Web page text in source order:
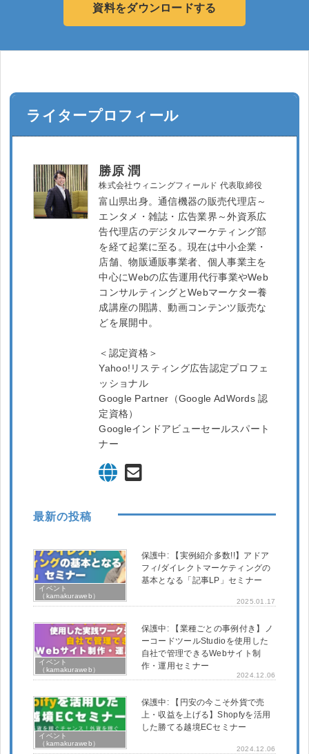
資料をダウンロードする
ライタープロフィール
勝原 潤
株式会社ウィニングフィールド 代表取締役
富山県出身。通信機器の販売代理店～
エンタメ・雑誌・広告業界～外資系広
告代理店のデジタルマーケティング部
を経て起業に至る。現在は中小企業・
店舗、物販通販事業者、個人事業主を
中心にWebの広告運用代行事業やWeb
コンサルティングとWebマーケター養
成講座の開講、動画コンテンツ販売な
どを展開中。
＜認定資格＞
Yahoo!リスティング広告認定プロフェ
ッショナル
Google Partner（Google AdWords 認
定資格）
Googleインドアビューセールスパート
ナー
最新の投稿
イベント
（kamakuraweb）
2025.01.17
保護中: 【実例紹介多数!!】アドア
フィ/ダイレクトマーケティングの
基本となる「記事LP」セミナー
イベント
（kamakuraweb）
2024.12.06
保護中: 【業種ごとの事例付き】ノ
ーコードツールStudioを使用した
自社で管理できるWebサイト制
作・運用セミナー
イベント
（kamakuraweb）
2024.12.06
保護中: 【円安の今こそ外貨で売
上・収益を上げる】Shopfyを活用
した勝てる越境ECセミナー